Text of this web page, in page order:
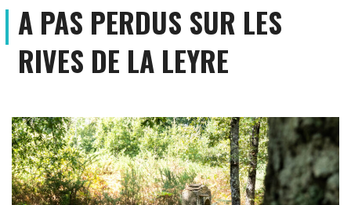
A PAS PERDUS SUR LES
RIVES DE LA LEYRE